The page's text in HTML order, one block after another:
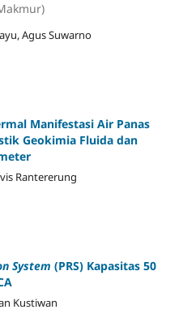
Agus Suwarno
Manifestasi Air Panas
Geokimia Fluida dan
Rantererung
System (PRS) Kapasitas 50
Kustiwan